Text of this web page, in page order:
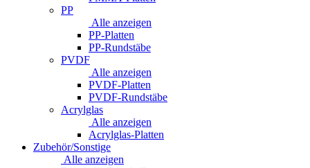
PP
Alle anzeigen
PP-Platten
PP-Rundstäbe
PVDF
Alle anzeigen
PVDF-Platten
PVDF-Rundstäbe
Acrylglas
Alle anzeigen
Acrylglas-Platten
Zubehör/Sonstige
Alle anzeigen